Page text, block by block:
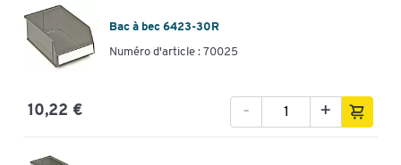
Bac à bec 6423-30R
Numéro d'article : 70025
10,22 € +
-